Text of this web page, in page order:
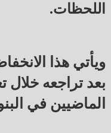
اللحظات.
ويأتي هذا
بعد تراجعه خلال
الماضيين في